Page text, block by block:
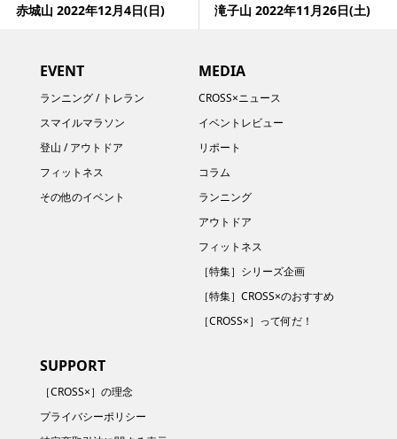
赤城山 2022年12月4日(日)
滝子山 2022年11月26日(土)
EVENT
ランニング / トレラン
スマイルマラソン
登山 / アウトドア
フィットネス
その他のイベント
MEDIA
CROSS×ニュース
イベントレビュー
リポート
コラム
ランニング
アウトドア
フィットネス
［特集］シリーズ企画
［特集］CROSS×のおすすめ
［CROSS×］って何だ！
SUPPORT
［CROSS×］の理念
プライバシーポリシー